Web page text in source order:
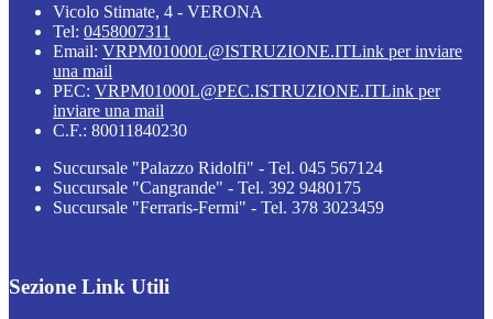
Vicolo Stimate, 4 - VERONA
Tel: 0458007311
Email: VRPM01000L@ISTRUZIONE.ITLink per inviare
una mail
PEC: VRPM01000L@PEC.ISTRUZIONE.ITLink per
inviare una mail
C.F.: 80011840230
Succursale "Palazzo Ridolfi" - Tel. 045 567124
Succursale "Cangrande" - Tel. 392 9480175
Succursale "Ferraris-Fermi" - Tel. 378 3023459
Sezione Link Utili